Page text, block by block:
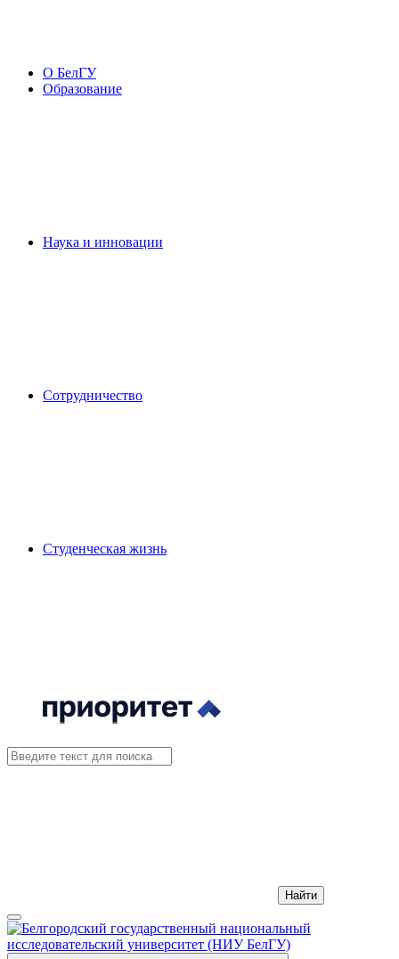
О БелГУ
Образование
Наука и инновации
Сотрудничество
Студенческая жизнь
Найти